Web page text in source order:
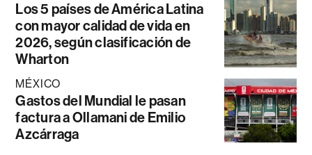
Los 5 países de América Latina
con mayor calidad de vida en
2026, según clasificación de
Wharton
MÉXICO
Gastos del Mundial le pasan
factura a Ollamani de Emilio
Azcárraga